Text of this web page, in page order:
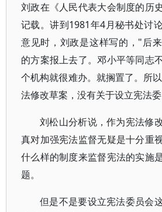
刘政在《人民代表大会制度的历
记载。讲到1981年4月秘书处讨
意见时，刘政是这样写的，"后
的方案报上去了。邓小平等同志
个机构就很难办。就搁置了。所
法修改草案，没有关于设立宪法
刘松山分析说，作为宪法修
真对加强宪法监督无疑是十分重
什么样的制度来监督宪法的实施
题。
但是不是要设立宪法委员会